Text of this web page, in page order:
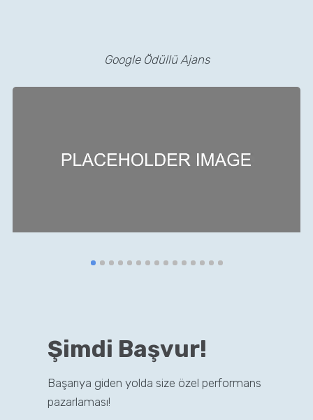
Google Ödüllü Ajans
Şimdi Başvur!
Başarıya giden yolda size özel performans
pazarlaması!